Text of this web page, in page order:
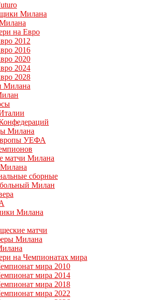
Милана
на Евро
2012
2016
2020
2024
2028
Милана
Милана
УЕФА
матчи Милана
сборные
Милан
Милана
матчи
Милана
на Чемпионатах мира
мира 2010
мира 2014
мира 2018
мира 2022